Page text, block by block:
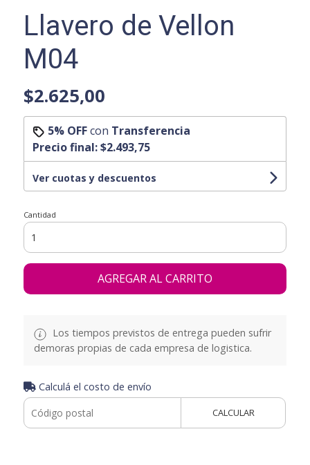
Llavero de Vellon
M04
$2.625,00
5% OFFcon Transferencia
Precio final:$2.493,75
Ver cuotas y descuentos
Cantidad
AGREGAR AL CARRITO
Los tiempos previstos de entrega pueden sufrir
demoras propias de cada empresa de logistica.
Calculá el costo de envío
CALCULAR